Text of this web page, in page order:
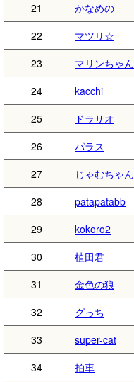
21
かなめの
22
マツリ☆
23
マリンちゃん
24
kacchi
25
ドラサオ
26
パラス
27
じゃむちゃん
28
patapatabb
29
kokoro2
30
植田君
31
金色の狼
32
グっち
33
super-cat
34
拍車